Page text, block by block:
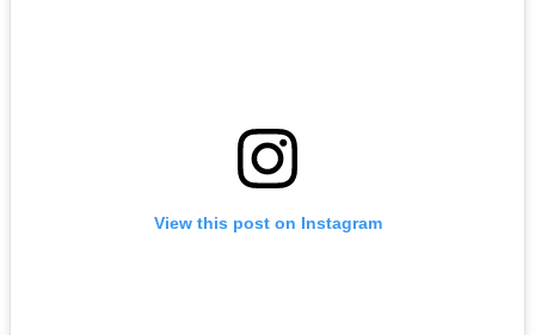
View this post on Instagram